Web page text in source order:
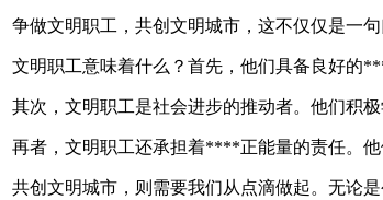
争做文明职工，共创文明城市，这不仅仅是一
文明职工意味着什么？首先，他们具备良好的
其次，文明职工是社会进步的推动者。他们积
再者，文明职工还承担着****正能量的责任。
共创文明城市，则需要我们从点滴做起。无论